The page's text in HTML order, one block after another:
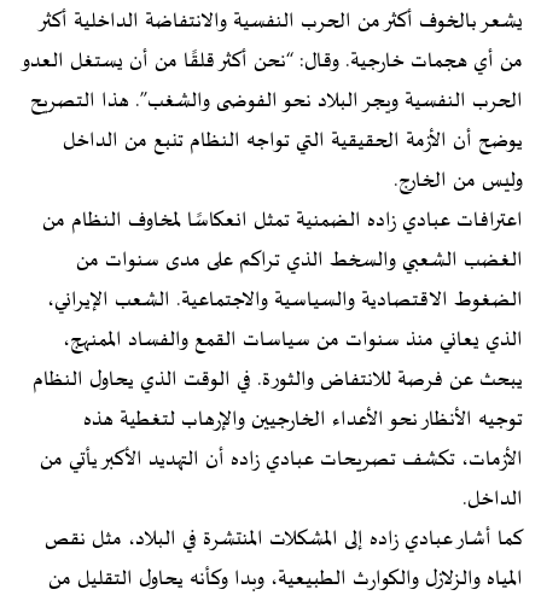
يشعر بالخوف أكثر من الحرب النفسية والانتفاضة الداخلية أكثر
من أي هجمات خارجية. وقال: “نحن أكثر قلقًا من أن يستغل العدو
الحرب النفسية ويجر البلاد نحو الفوضى والشغب”. هذا التصريح
يوضح أن الأزمة الحقيقية التي تواجه النظام تنبع من الداخل
وليس من الخارج.
اعترافات عبادي زاده الضمنية تمثل انعكاسًا لمخاوف النظام من
الغضب الشعبي والسخط الذي تراكم على مدى سنوات من
الضغوط الاقتصادية والسياسية والاجتماعية. الشعب الإيراني،
الذي يعاني منذ سنوات من سياسات القمع والفساد الممنهج،
يبحث عن فرصة للانتفاض والثورة. في الوقت الذي يحاول النظام
توجيه الأنظار نحو الأعداء الخارجيين والإرهاب لتغطية هذه
الأزمات، تكشف تصريحات عبادي زاده أن التهديد الأكبر يأتي من
الداخل.
كما أشار عبادي زاده إلى المشكلات المنتشرة في البلاد، مثل نقص
المياه والزلازل والكوارث الطبيعية، وبدا وكأنه يحاول التقليل من